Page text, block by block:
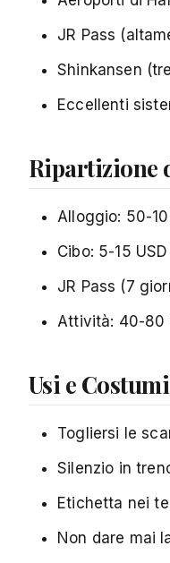
JR Pass
Shinkansen
Eccellenti
Ripartizione
Alloggio: 50-
Cibo: 5-15
JR Pass (7
Attività: 40-80
Usi e
Togliersi le
Silenzio in
Etichetta nei
Non dare mai